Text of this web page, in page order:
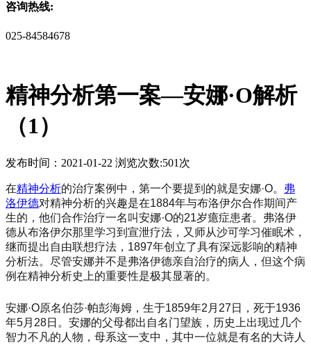
咨询热线:
025-84584678
精神分析第一案—安娜·O解析
（1）
发布时间：2021-01-22 浏览次数:501次
在精神分析的治疗案例中，第一个要提到的就是安娜·O。 弗
洛伊德对精神分析的兴趣是在1884年与布洛伊尔合作期间产
生的，他们合作治疗一名叫安娜·O的21岁癔症患者。弗洛伊
德从布洛伊尔那里学习到宣泄疗法，又师从沙可学习催眠术，
继而提出自由联想疗法，1897年创立了具有深远影响的精神
分析法。尽管安娜并不是弗洛伊德亲自治疗的病人，但这个病
例在精神分析史上的重要性是极其显著的。
安娜·O原名伯莎·帕彭海姆，生于1859年2月27日，死于1936
年5月28日。安娜的父母都出自名门望族，历史上出现过几个
智力不凡的人物，母系这一支中，其中一位就是有名的大诗人